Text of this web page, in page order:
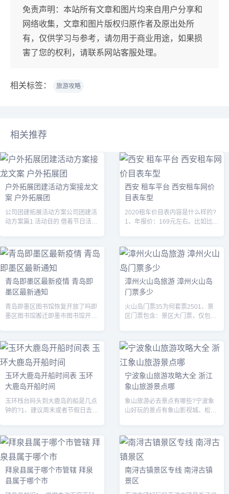
免责声明： 本站所有文章和图片均来自用户分享和
网络收集，文章和图片版权归原作者及原出处所
有，仅供学习与参考，请勿用于商业用途，如果损
害了您的权利，请联系网站客服处理。
相关标签： 旅游攻略
相关推荐
户外拓展团建活动方案接龙文
案 户外拓展团
公司团建拓展活动方案公司团建活
动方案篇1 活动目的 借着节日活跃
的人际关系，活跃身心，使员工能
以更蓬...
西安 租车平台 西安租车网价
目表车型
2020租车价目表内容是什么样的?
1、年报价：169元左右。比如比亚
用是0.1元/分钟+7元/...
青岛即墨区最新疫情 青岛即
墨区最新通知
青岛即墨区图书馆恢复开放了吗即
墨区图书馆搬迁即墨市图书馆开放
午4：30（周一上午仅面向馆外...
漳州火山岛旅游 漳州火山岛
门票多少
火山岛门票35为何套票2501、景
区门票包含：景区大门票，仅包含
2、火山岛门票景点门票：80人民
币；...
玉环大鹿岛开船时间表 玉环
大鹿岛开船时间
玉环栈台码头到大鹿岛的船是几点
钟的?1、建议周末或者节假日去
趟。2、有两个码头有去大鹿岛的...
宁波象山旅游攻略大全 浙江
象山旅游景点哪
象山旅游必去景点有哪些?宁波象
山好玩的景点有象山影视城、松兰
等。象山影视城 坐落在浙江省象山
县新桥镇大...
拜泉县属于哪个市管辖 拜泉
县属于哪个市
南浔古镇景区专线 南浔古镇
景区